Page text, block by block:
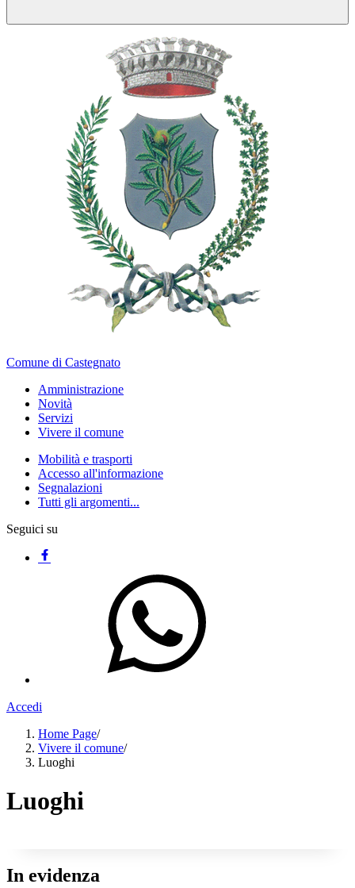
Comune di Castegnato
Amministrazione
Novità
Servizi
Vivere il comune
Mobilità e trasporti
Accesso all'informazione
Segnalazioni
Tutti gli argomenti...
Seguici su
Accedi
Home Page/
Vivere il comune/
Luoghi
Luoghi
In evidenza